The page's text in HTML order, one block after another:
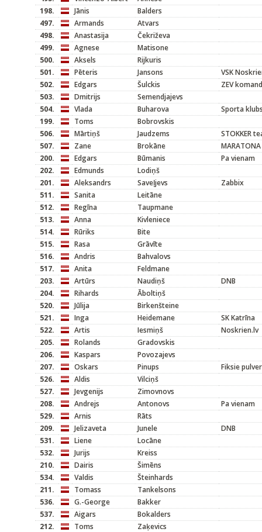
198.
Jānis
Balders
497.
Armands
Atvars
498.
Anastasija
Čekriževa
499.
Agnese
Matisone
500.
Aksels
Rijkuris
501.
Pēteris Jansons
VSK
502.
Edgars Šulckis
ZEV
503.
Dmitrijs
Semendjajevs
504.
Vlada Buharova
Sporta
199.
Toms
Bobrovskis
506.
Mārtiņš Jaudzems
STOKKER
507.
Zane Brokāne
MARATONA
200.
Edgars Būmanis
Pa vienam
202.
Edmunds
Lodiņš
201.
Aleksandrs Saveļjevs
Zabbix
511.
Sanita
Leitāne
512.
Regīna
Taupmane
513.
Anna
Kivleniece
514.
Rūriks
Bite
515.
Rasa
Grāvīte
516.
Andris
Bahvalovs
517.
Anita
Feldmane
203.
Artūrs Naudiņš
DNB
204.
Rihards
Āboltiņš
520.
Jūlija
Birkenšteine
521.
Inga Heidemane
SK Katrīna
522.
Artis Iesmiņš
Noskrien.lv
205.
Rolands
Gradovskis
206.
Kaspars
Povozajevs
207.
Oskars Pinups
Fiksie
526.
Aldis
Vilciņš
527.
Jevgenijs
Zimovnovs
208.
Andrejs Antonovs
Pa vienam
529.
Arnis
Rāts
209.
Jelizaveta Junele
DNB
531.
Liene
Locāne
532.
Jurijs
Kreiss
210.
Dairis
Šimēns
534.
Valdis
Šteinhards
211.
Tomass
Tankelsons
536.
G.-George
Bakker
537.
Aigars
Bokalders
212.
Toms
Zaķevics